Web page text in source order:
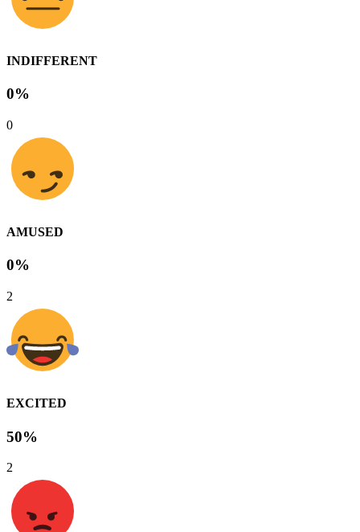
INDIFFERENT
0%
0
AMUSED
0%
2
EXCITED
50%
2